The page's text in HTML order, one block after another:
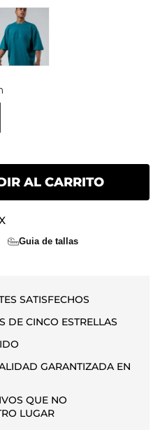
AL CARRITO
Guia de tallas
SATISFECHOS
DE CINCO ESTRELLAS
GARANTIZADA EN
QUE NO
LUGAR